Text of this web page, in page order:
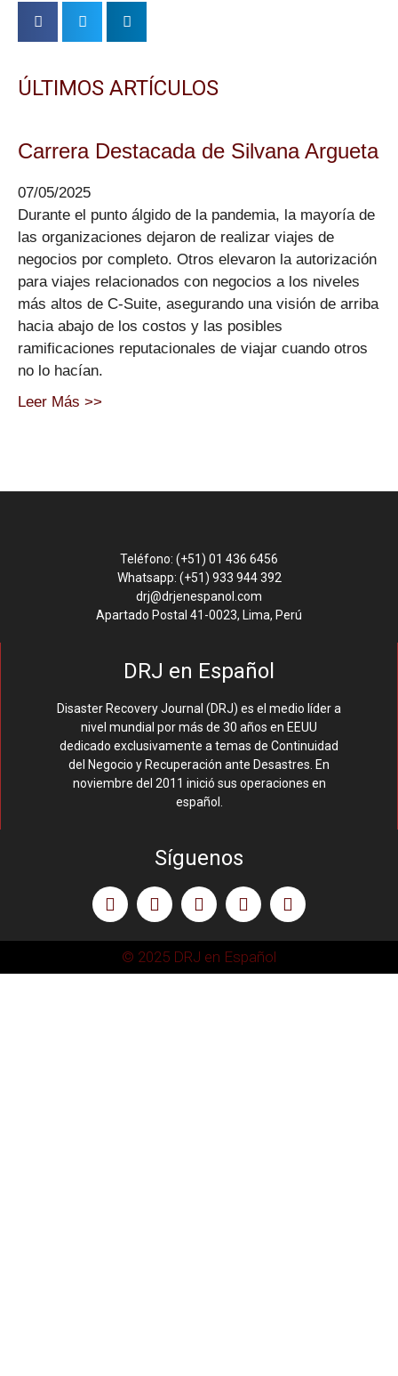
ÚLTIMOS ARTÍCULOS
Carrera Destacada de Silvana Argueta
07/05/2025
Durante el punto álgido de la pandemia, la mayoría de
las organizaciones dejaron de realizar viajes de
negocios por completo. Otros elevaron la autorización
para viajes relacionados con negocios a los niveles
más altos de C-Suite, asegurando una visión de arriba
hacia abajo de los costos y las posibles
ramificaciones reputacionales de viajar cuando otros
no lo hacían.
Leer Más >>
Teléfono: (+51) 01 436 6456
Whatsapp: (+51) 933 944 392
drj@drjenespanol.com
Apartado Postal 41-0023, Lima, Perú
DRJ en Español
Disaster Recovery Journal (DRJ) es el medio líder a
nivel mundial por más de 30 años en EEUU
dedicado exclusivamente a temas de Continuidad
del Negocio y Recuperación ante Desastres. En
noviembre del 2011 inició sus operaciones en
español.
Síguenos
© 2025 DRJ en Español